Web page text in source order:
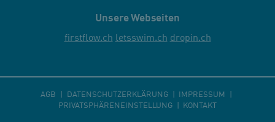
Unsere Webseiten
firstflow.ch letsswim.ch dropin.ch
AGB DATENSCHUTZERKLÄRUNG
IMPRESSUM
PRIVATSPHÄRENEINSTELLUNG
KONTAKT